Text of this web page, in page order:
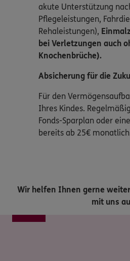
akute Unterstützung
Pflegeleistungen,
Rehaleistungen),
bei Verletzungen auch
Knochenbrüche).
Absicherung für die
Für den
Ihres Kindes.
Fonds-Sparplan oder
bereits ab 25€
Wir helfen Ihnen gerne
mit uns